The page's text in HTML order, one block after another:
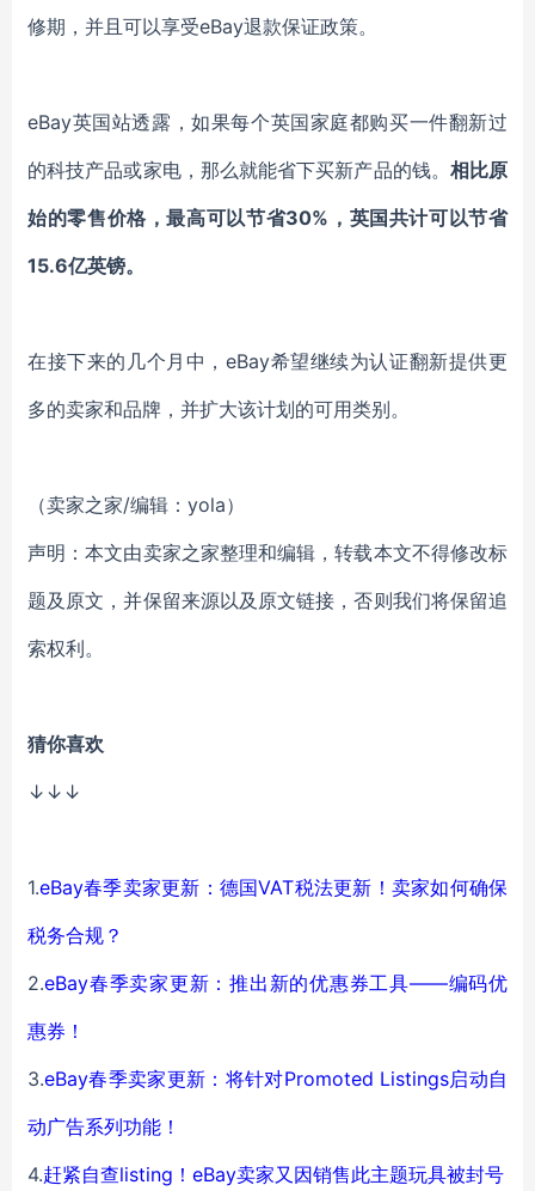
修期，并且可以享受eBay退款保证政策。
eBay英国站透露，如果每个英国家庭都购买一件翻新过
的科技产品或家电，那么就能省下买新产品的钱。 相比原
始的零售价格，最高可以节省30%，英国共计可以节省
15.6亿英镑。
在接下来的几个月中，eBay希望继续为认证翻新提供更
多的卖家和品牌，并扩大该计划的可用类别。
（卖家之家/编辑 ： yola）
声明：本文由卖家之家整理和编辑，转载本文不得修改标
题及原文，并保留来源以及原文链接，否则我们将保留追
索权利。
猜你喜欢
↓↓↓
1.eBay春季卖家更新：德国VAT税法更新！卖家如何确保
税务合规？
2.eBay春季卖家更新：推出新的优惠券工具——编码优
惠券！
3.eBay春季卖家更新：将针对Promoted Listings启动自
动广告系列功能！
4.赶紧自查listing！eBay卖家又因销售此主题玩具被封号